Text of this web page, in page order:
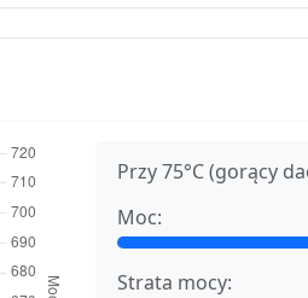
Przy 75°C (gorący
Moc:
Strata mocy: